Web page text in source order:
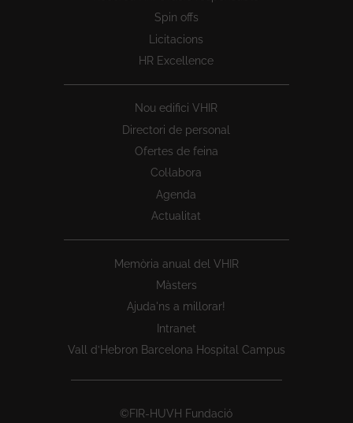
Spin offs
Licitacions
HR Excellence
Nou edifici VHIR
Directori de personal
Ofertes de feina
Col·labora
Agenda
Actualitat
Memòria anual del VHIR
Màsters
Ajuda'ns a millorar!
Intranet
Vall d’Hebron Barcelona Hospital Campus
©FIR-HUVH Fundació